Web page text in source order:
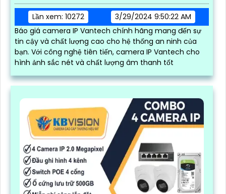
Lần xem: 10272
3/29/2024 9:50:22 AM
Báo giá camera IP Vantech chính hãng mang đến sự
tin cậy và chất lượng cao cho hệ thống an ninh của
bạn. Với công nghệ tiên tiến, camera IP Vantech cho
hình ảnh sắc nét và chất lượng âm thanh tốt